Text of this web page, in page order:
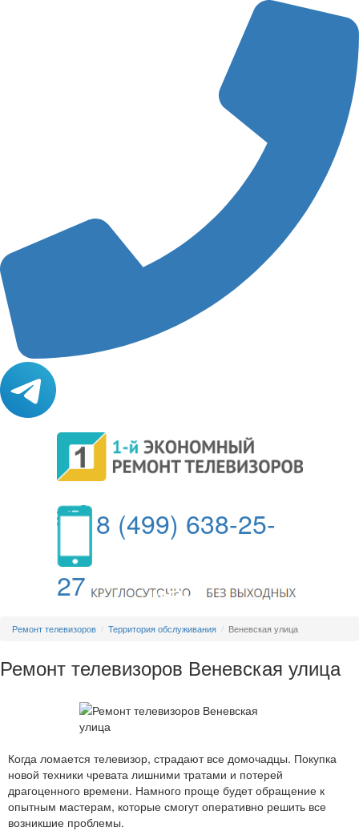
8 (499) 638-25-
27
МЕНЮ
Ремонт телевизоров Территория обслуживания Веневская улица
Ремонт телевизоров Веневская улица
Когда ломается телевизор, страдают все домочадцы. Покупка
новой техники чревата лишними тратами и потерей
драгоценного времени. Намного проще будет обращение к
опытным мастерам, которые смогут оперативно решить все
возникшие проблемы.